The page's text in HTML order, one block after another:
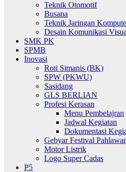
Teknik Otomotif
Busana
Teknik Jaringan
Desain Komunikasi
SMK PK
SPMB
Inovasi
Roti Simanis (BK)
SPW (PKWU)
Sasidang
GLS BERLIAN
Profesi Kerasan
Menu Pembelajran
Jadwal Kegiatan
Dokumentasi
Gebyar Festival
Motor Listrik
Logo Super Cadas
P5